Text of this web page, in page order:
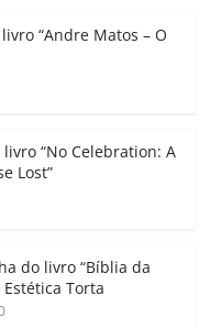
o “Andre Matos – O
“No Celebration: A
Lost”
do livro “Bíblia da
Torta